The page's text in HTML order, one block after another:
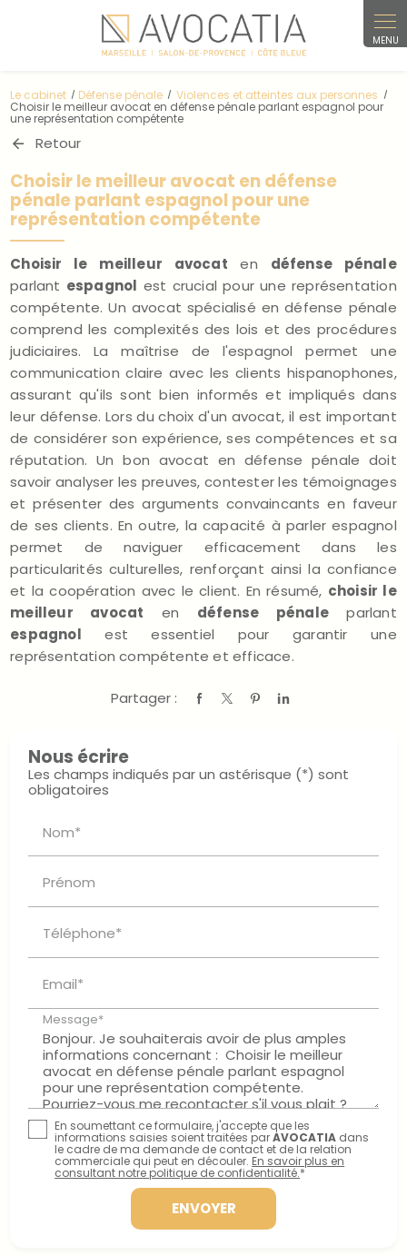
Le cabinet Défense pénale Violences et atteintes aux personnes
Choisir le meilleur avocat en défense pénale parlant espagnol pour
une représentation compétente
Retour
Choisir le meilleur avocat en défense
pénale parlant espagnol pour une
représentation compétente
Choisir le meilleur avocat en défense pénale
parlant espagnol est crucial pour une représentation
compétente. Un avocat spécialisé en défense pénale
comprend les complexités des lois et des procédures
judiciaires. La maîtrise de l'espagnol permet une
communication claire avec les clients hispanophones,
assurant qu'ils sont bien informés et impliqués dans
leur défense. Lors du choix d'un avocat, il est important
de considérer son expérience, ses compétences et sa
réputation. Un bon avocat en défense pénale doit
savoir analyser les preuves, contester les témoignages
et présenter des arguments convaincants en faveur
de ses clients. En outre, la capacité à parler espagnol
permet de naviguer efficacement dans les
particularités culturelles, renforçant ainsi la confiance
et la coopération avec le client. En résumé, choisir le
meilleur avocat en défense pénaleparlant
espagnol est essentiel pour garantir une
représentation compétente et efficace.
Partager :
Nous écrire
Les champs indiqués par un astérisque (*) sont
obligatoires
Nom*
Prénom
Téléphone*
Email*
Message*
En soumettant ce formulaire, j'accepte que les
informations saisies soient traitées parAVOCATIA dans
le cadre de ma demande de contact et de la relation
commerciale qui peut en découler. En savoir plus en
consultant notre politique de confidentialité.*